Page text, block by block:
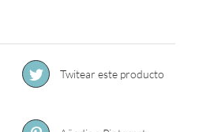
Twitear este producto